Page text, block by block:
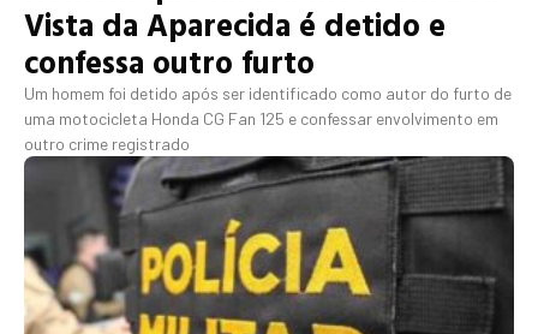
Vista da Aparecida é detido e
confessa outro furto
Um homem foi detido após ser identificado como autor do furto de
uma motocicleta Honda CG Fan 125 e confessar envolvimento em
outro crime registrado